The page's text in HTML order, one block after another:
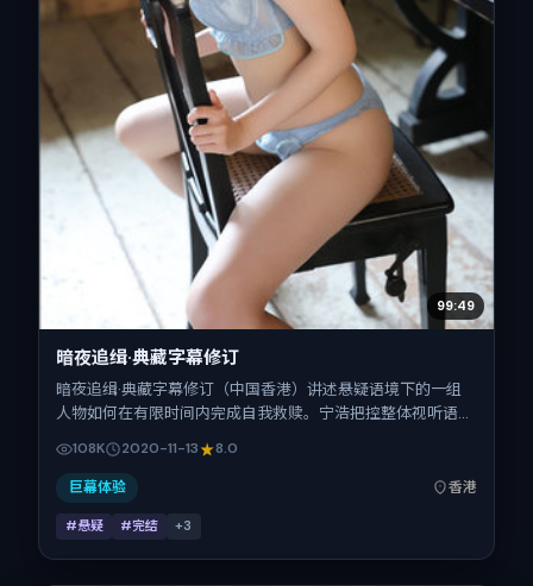
99:49
暗夜追缉·典藏字幕修订
暗夜追缉·典藏字幕修订（中国香港）讲述悬疑语境下的一组
人物如何在有限时间内完成自我救赎。宁浩把控整体视听语
次丰富。影片定于 2020-11-13 起陆续登陆院线与网络平台，
贺岁档前后公映，片长147分钟。
108K 2020-11-13 8.0
巨幕体验 香港
#悬疑 #完结 +3